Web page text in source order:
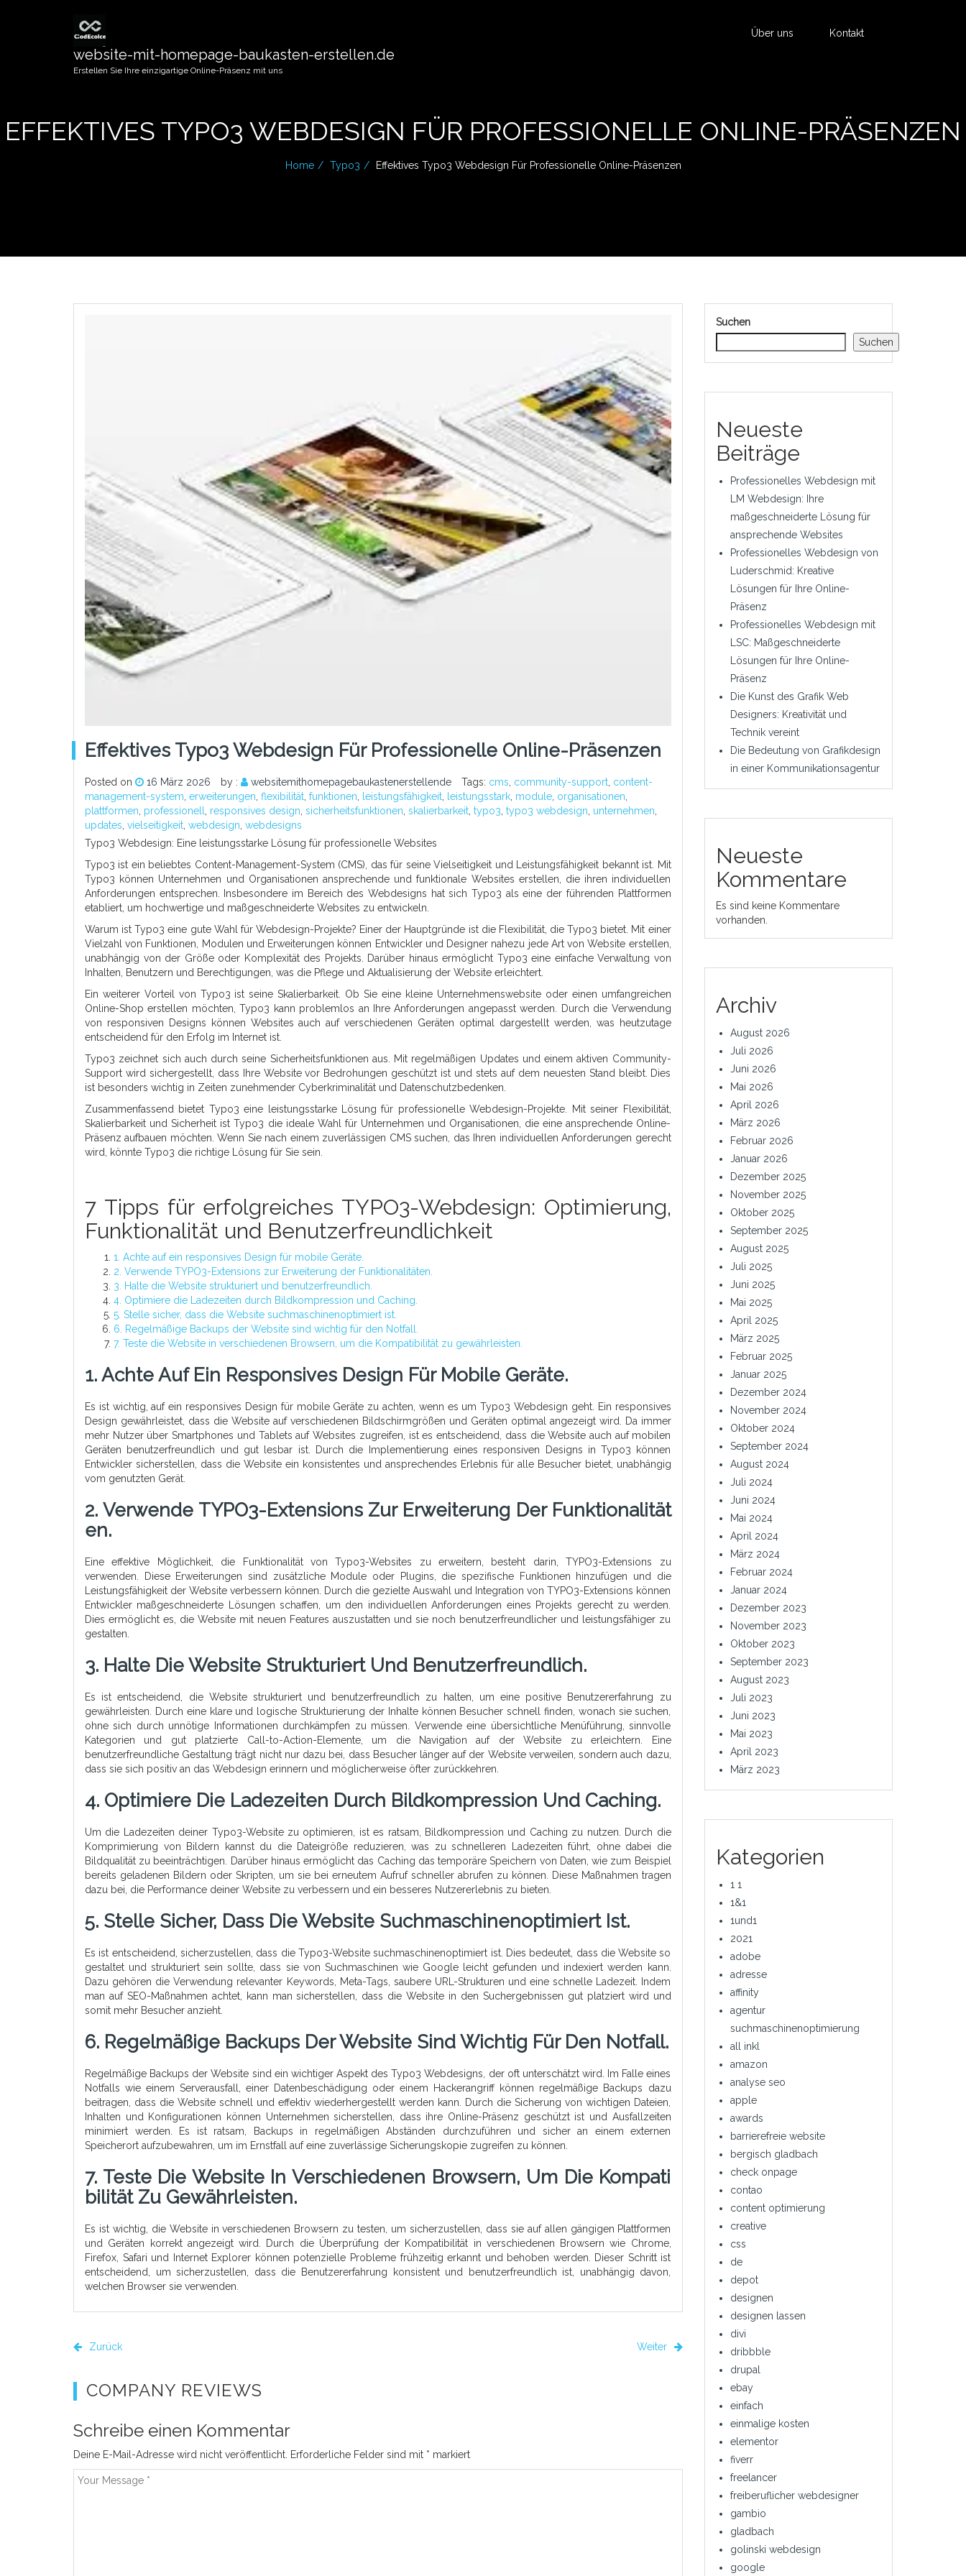
website-mit-homepage-baukasten-erstellen.de
Erstellen Sie Ihre einzigartige Online-Präsenz mit uns
Über uns Kontakt
EFFEKTIVES TYPO3 WEBDESIGN FÜR PROFESSIONELLE ONLINE-PRÄSENZEN
Home Typo3 Effektives Typo3 Webdesign Für Professionelle Online-Präsenzen
Effektives Typo3 Webdesign Für Professionelle Online-Präsenzen
Posted on 16 März 2026 by : websitemithomepagebaukastenerstellende Tags: cms community-support content-
management-system erweiterungen flexibilität funktionen leistungsfähigkeit leistungsstark module organisationen
plattformen professionell responsives design sicherheitsfunktionen skalierbarkeit typo3 typo3 webdesign unternehmen
updates vielseitigkeit webdesign webdesigns
Typo3 Webdesign: Eine leistungsstarke Lösung für professionelle Websites
Typo3 ist ein beliebtes Content-Management-System (CMS), das für seine Vielseitigkeit und Leistungsfähigkeit bekannt ist. Mit
Typo3 können Unternehmen und Organisationen ansprechende und funktionale Websites erstellen, die ihren individuellen
Anforderungen entsprechen. Insbesondere im Bereich des Webdesigns hat sich Typo3 als eine der führenden Plattformen
etabliert, um hochwertige und maßgeschneiderte Websites zu entwickeln.
Warum ist Typo3 eine gute Wahl für Webdesign-Projekte? Einer der Hauptgründe ist die Flexibilität, die Typo3 bietet. Mit einer
Vielzahl von Funktionen, Modulen und Erweiterungen können Entwickler und Designer nahezu jede Art von Website erstellen,
unabhängig von der Größe oder Komplexität des Projekts. Darüber hinaus ermöglicht Typo3 eine einfache Verwaltung von
Inhalten, Benutzern und Berechtigungen, was die Pflege und Aktualisierung der Website erleichtert.
Ein weiterer Vorteil von Typo3 ist seine Skalierbarkeit. Ob Sie eine kleine Unternehmenswebsite oder einen umfangreichen
Online-Shop erstellen möchten, Typo3 kann problemlos an Ihre Anforderungen angepasst werden. Durch die Verwendung
von responsiven Designs können Websites auch auf verschiedenen Geräten optimal dargestellt werden, was heutzutage
entscheidend für den Erfolg im Internet ist.
Typo3 zeichnet sich auch durch seine Sicherheitsfunktionen aus. Mit regelmäßigen Updates und einem aktiven Community-
Support wird sichergestellt, dass Ihre Website vor Bedrohungen geschützt ist und stets auf dem neuesten Stand bleibt. Dies
ist besonders wichtig in Zeiten zunehmender Cyberkriminalität und Datenschutzbedenken.
Zusammenfassend bietet Typo3 eine leistungsstarke Lösung für professionelle Webdesign-Projekte. Mit seiner Flexibilität,
Skalierbarkeit und Sicherheit ist Typo3 die ideale Wahl für Unternehmen und Organisationen, die eine ansprechende Online-
Präsenz aufbauen möchten. Wenn Sie nach einem zuverlässigen CMS suchen, das Ihren individuellen Anforderungen gerecht
wird, könnte Typo3 die richtige Lösung für Sie sein.
7 Tipps für erfolgreiches TYPO3-Webdesign: Optimierung,
Funktionalität und Benutzerfreundlichkeit
1. Achte auf ein responsives Design für mobile Geräte.
2. Verwende TYPO3-Extensions zur Erweiterung der Funktionalitäten.
3. Halte die Website strukturiert und benutzerfreundlich.
4. Optimiere die Ladezeiten durch Bildkompression und Caching.
5. Stelle sicher, dass die Website suchmaschinenoptimiert ist.
6. Regelmäßige Backups der Website sind wichtig für den Notfall.
7. Teste die Website in verschiedenen Browsern, um die Kompatibilität zu gewährleisten.
1. Achte Auf Ein Responsives Design Für Mobile Geräte.
Es ist wichtig, auf ein responsives Design für mobile Geräte zu achten, wenn es um Typo3 Webdesign geht. Ein responsives
Design gewährleistet, dass die Website auf verschiedenen Bildschirmgrößen und Geräten optimal angezeigt wird. Da immer
mehr Nutzer über Smartphones und Tablets auf Websites zugreifen, ist es entscheidend, dass die Website auch auf mobilen
Geräten benutzerfreundlich und gut lesbar ist. Durch die Implementierung eines responsiven Designs in Typo3 können
Entwickler sicherstellen, dass die Website ein konsistentes und ansprechendes Erlebnis für alle Besucher bietet, unabhängig
vom genutzten Gerät.
2. Verwende TYPO3-Extensions Zur Erweiterung Der Funktionalität
En.
Eine effektive Möglichkeit, die Funktionalität von Typo3-Websites zu erweitern, besteht darin, TYPO3-Extensions zu
verwenden. Diese Erweiterungen sind zusätzliche Module oder Plugins, die spezifische Funktionen hinzufügen und die
Leistungsfähigkeit der Website verbessern können. Durch die gezielte Auswahl und Integration von TYPO3-Extensions können
Entwickler maßgeschneiderte Lösungen schaffen, um den individuellen Anforderungen eines Projekts gerecht zu werden.
Dies ermöglicht es, die Website mit neuen Features auszustatten und sie noch benutzerfreundlicher und leistungsfähiger zu
gestalten.
3. Halte Die Website Strukturiert Und Benutzerfreundlich.
Es ist entscheidend, die Website strukturiert und benutzerfreundlich zu halten, um eine positive Benutzererfahrung zu
gewährleisten. Durch eine klare und logische Strukturierung der Inhalte können Besucher schnell finden, wonach sie suchen,
ohne sich durch unnötige Informationen durchkämpfen zu müssen. Verwende eine übersichtliche Menüführung, sinnvolle
Kategorien und gut platzierte Call-to-Action-Elemente, um die Navigation auf der Website zu erleichtern. Eine
benutzerfreundliche Gestaltung trägt nicht nur dazu bei, dass Besucher länger auf der Website verweilen, sondern auch dazu,
dass sie sich positiv an das Webdesign erinnern und möglicherweise öfter zurückkehren.
4. Optimiere Die Ladezeiten Durch Bildkompression Und Caching.
Um die Ladezeiten deiner Typo3-Website zu optimieren, ist es ratsam, Bildkompression und Caching zu nutzen. Durch die
Komprimierung von Bildern kannst du die Dateigröße reduzieren, was zu schnelleren Ladezeiten führt, ohne dabei die
Bildqualität zu beeinträchtigen. Darüber hinaus ermöglicht das Caching das temporäre Speichern von Daten, wie zum Beispiel
bereits geladenen Bildern oder Skripten, um sie bei erneutem Aufruf schneller abrufen zu können. Diese Maßnahmen tragen
dazu bei, die Performance deiner Website zu verbessern und ein besseres Nutzererlebnis zu bieten.
5. Stelle Sicher, Dass Die Website Suchmaschinenoptimiert Ist.
Es ist entscheidend, sicherzustellen, dass die Typo3-Website suchmaschinenoptimiert ist. Dies bedeutet, dass die Website so
gestaltet und strukturiert sein sollte, dass sie von Suchmaschinen wie Google leicht gefunden und indexiert werden kann.
Dazu gehören die Verwendung relevanter Keywords, Meta-Tags, saubere URL-Strukturen und eine schnelle Ladezeit. Indem
man auf SEO-Maßnahmen achtet, kann man sicherstellen, dass die Website in den Suchergebnissen gut platziert wird und
somit mehr Besucher anzieht.
6. Regelmäßige Backups Der Website Sind Wichtig Für Den Notfall.
Regelmäßige Backups der Website sind ein wichtiger Aspekt des Typo3 Webdesigns, der oft unterschätzt wird. Im Falle eines
Notfalls wie einem Serverausfall, einer Datenbeschädigung oder einem Hackerangriff können regelmäßige Backups dazu
beitragen, dass die Website schnell und effektiv wiederhergestellt werden kann. Durch die Sicherung von wichtigen Dateien,
Inhalten und Konfigurationen können Unternehmen sicherstellen, dass ihre Online-Präsenz geschützt ist und Ausfallzeiten
minimiert werden. Es ist ratsam, Backups in regelmäßigen Abständen durchzuführen und sicher an einem externen
Speicherort aufzubewahren, um im Ernstfall auf eine zuverlässige Sicherungskopie zugreifen zu können.
7. Teste Die Website In Verschiedenen Browsern, Um Die Kompati
Bilität Zu Gewährleisten.
Es ist wichtig, die Website in verschiedenen Browsern zu testen, um sicherzustellen, dass sie auf allen gängigen Plattformen
und Geräten korrekt angezeigt wird. Durch die Überprüfung der Kompatibilität in verschiedenen Browsern wie Chrome,
Firefox, Safari und Internet Explorer können potenzielle Probleme frühzeitig erkannt und behoben werden. Dieser Schritt ist
entscheidend, um sicherzustellen, dass die Benutzererfahrung konsistent und benutzerfreundlich ist, unabhängig davon,
welchen Browser sie verwenden.
Zurück Weiter
COMPANY REVIEWS
Schreibe einen Kommentar
Deine E-Mail-Adresse wird nicht veröffentlicht. Erforderliche Felder sind mit * markiert
Suchen
Suchen
Neueste
Beiträge
Professionelles Webdesign mit
LM Webdesign: Ihre
maßgeschneiderte Lösung für
ansprechende Websites
Professionelles Webdesign von
Luderschmid: Kreative
Lösungen für Ihre Online-
Präsenz
Professionelles Webdesign mit
LSC: Maßgeschneiderte
Lösungen für Ihre Online-
Präsenz
Die Kunst des Grafik Web
Designers: Kreativität und
Technik vereint
Die Bedeutung von Grafikdesign
in einer Kommunikationsagentur
Neueste
Kommentare
Es sind keine Kommentare
vorhanden.
Archiv
August 2026
Juli 2026
Juni 2026
Mai 2026
April 2026
März 2026
Februar 2026
Januar 2026
Dezember 2025
November 2025
Oktober 2025
September 2025
August 2025
Juli 2025
Juni 2025
Mai 2025
April 2025
März 2025
Februar 2025
Januar 2025
Dezember 2024
November 2024
Oktober 2024
September 2024
August 2024
Juli 2024
Juni 2024
Mai 2024
April 2024
März 2024
Februar 2024
Januar 2024
Dezember 2023
November 2023
Oktober 2023
September 2023
August 2023
Juli 2023
Juni 2023
Mai 2023
April 2023
März 2023
Kategorien
1 1
1&1
1und1
2021
adobe
adresse
affinity
agentur
suchmaschinenoptimierung
all inkl
amazon
analyse seo
apple
awards
barrierefreie website
bergisch gladbach
check onpage
contao
content optimierung
creative
css
de
depot
designen
designen lassen
divi
dribbble
drupal
ebay
einfach
einmalige kosten
elementor
fiverr
freelancer
freiberuflicher webdesigner
gambio
gladbach
golinski webdesign
google